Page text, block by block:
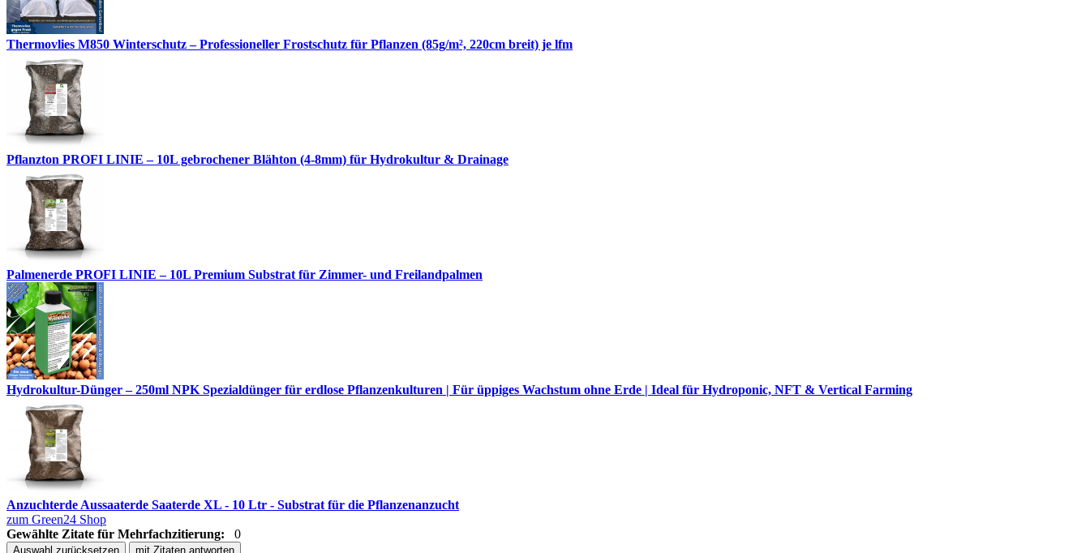
Thermovlies M850 Winterschutz – Professioneller Frostschutz für Pflanzen (85g/m², 220cm breit) je lfm
Pflanzton PROFI LINIE – 10L gebrochener Blähton (4-8mm) für Hydrokultur & Drainage
Palmenerde PROFI LINIE – 10L Premium Substrat für Zimmer- und Freilandpalmen
Hydrokultur-Dünger – 250ml NPK Spezialdünger für erdlose Pflanzenkulturen | Für üppiges Wachstum ohne Erde | Ideal für Hydroponic, NFT & Vertical Farming
Anzuchterde Aussaaterde Saaterde XL - 10 Ltr - Substrat für die Pflanzenanzucht
zum Green24 Shop
Gewählte Zitate für Mehrfachzitierung:
0
Auswahl zurücksetzen mit Zitaten antworten